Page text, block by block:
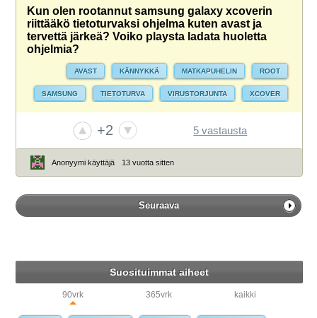
Kun olen rootannut samsung galaxy xcoverin
riittääkö tietoturvaksi ohjelma kuten avast ja
tervettä järkeä? Voiko playsta ladata huoletta
ohjelmia?
AVAST KÄNNYKKÄ MATKAPUHELIN ROOT
SAMSUNG TIETOTURVA VIRUSTORJUNTA XCOVER
+2 5 vastausta
Anonyymi käyttäjä 13 vuotta sitten
Seuraava
Suosituimmat aiheet
90vrk 365vrk kaikki